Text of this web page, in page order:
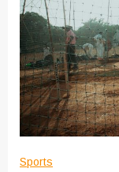
Sports